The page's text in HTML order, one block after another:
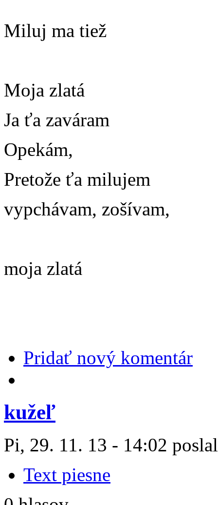
Miluj ma tiež
Moja zlatá
Ja ťa zaváram
Opekám,
Pretože ťa milujem
vypchávam, zošívam,
moja zlatá
Pridať nový komentár
kužeľ
Pi, 29. 11. 13 - 14:02
Text piesne